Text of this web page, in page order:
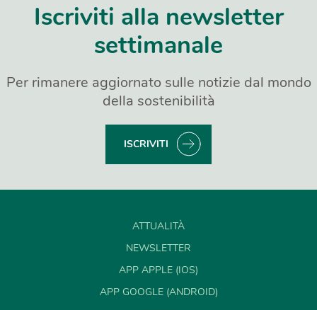
Iscriviti alla newsletter
settimanale
Per rimanere aggiornato sulle notizie dal mondo
della sostenibilità
ISCRIVITI
ATTUALITÀ
NEWSLETTER
APP APPLE (IOS)
APP GOOGLE (ANDROID)